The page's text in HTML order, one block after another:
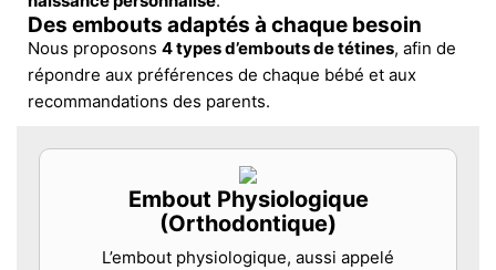
Des embouts adaptés à chaque besoin
Nous proposons 4 types d’embouts de tétines, afin de
répondre aux préférences de chaque bébé et aux
recommandations des parents.
Embout Physiologique
(Orthodontique)
L’embout physiologique, aussi appelé